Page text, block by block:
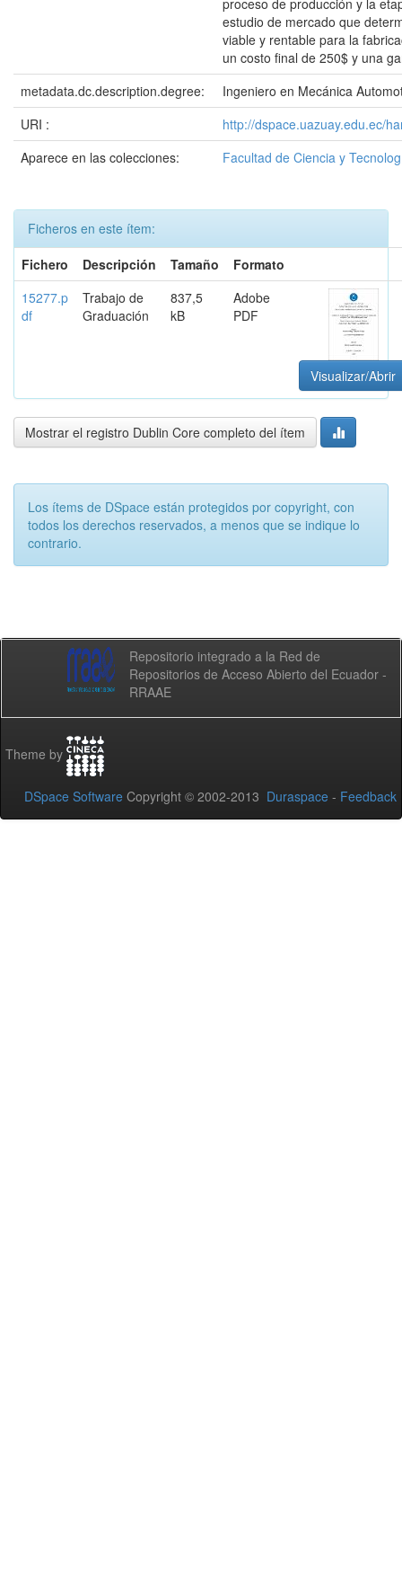
proceso de producción y la
estudio de mercado que
viable y rentable para la
un costo final de 250$ y una
metadata.dc.description.degree:
Ingeniero en Mecánica
URI :
http://dspace.uazuay.edu.ec/
Aparece en las colecciones:
Facultad de Ciencia y
Ficheros en este ítem:
Fichero
Descripción Tamaño
Formato
15277.p
df
Trabajo de
Graduación
837,5
kB
Adobe
PDF
Visualizar/Abrir
Mostrar el registro Dublin Core completo del ítem
Los ítems de DSpace están protegidos por copyright, con
todos los derechos reservados, a menos que se indique lo
contrario.
Repositorio integrado a la Red de
Repositorios de Acceso Abierto del Ecuador -
RRAAE
Theme by
DSpace Software Copyright © 2002-2013 Duraspace - Feedback